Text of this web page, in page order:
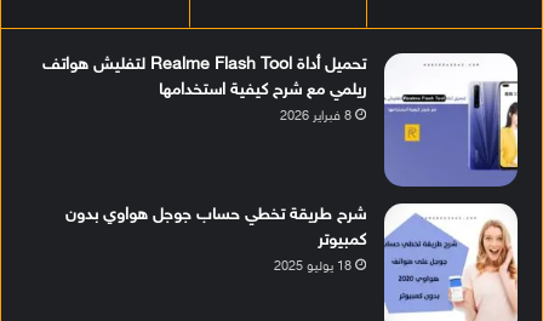
تحميل أداة Realme Flash Tool لتفليش هواتف
ريلمي مع شرح كيفية استخدامها
8 فبراير 2026
شرح طريقة تخطي حساب جوجل هواوي بدون
كمبيوتر
18 يوليو 2025